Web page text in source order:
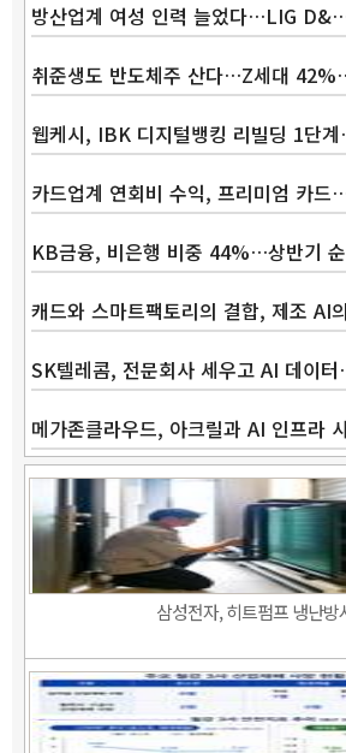
방산업계 여성 인력 늘었다…LIG
취준생도 반도체주 산다…Z세대
웹케시, IBK 디지털뱅킹 리빌딩 1단
카드업계 연회비 수익, 프리미엄 카드
KB금융, 비은행 비중 44%…상반기
캐드와 스마트팩토리의 결합, 제조 AI
SK텔레콤, 전문회사 세우고 AI 데이
메가존클라우드, 아크릴과 AI 인프라
삼성전자, 히트펌프 냉난